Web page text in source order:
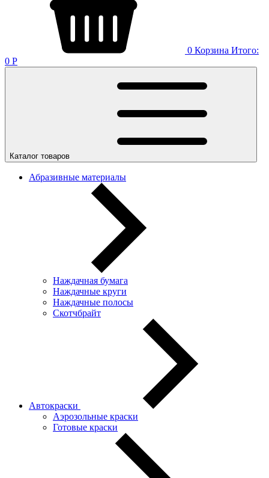
0 Корзина Итого:
0 Р
Каталог товаров
Абразивные материалы
Наждачная бумага
Наждачные круги
Наждачные полосы
Скотчбрайт
Автокраски
Аэрозольные краски
Готовые краски